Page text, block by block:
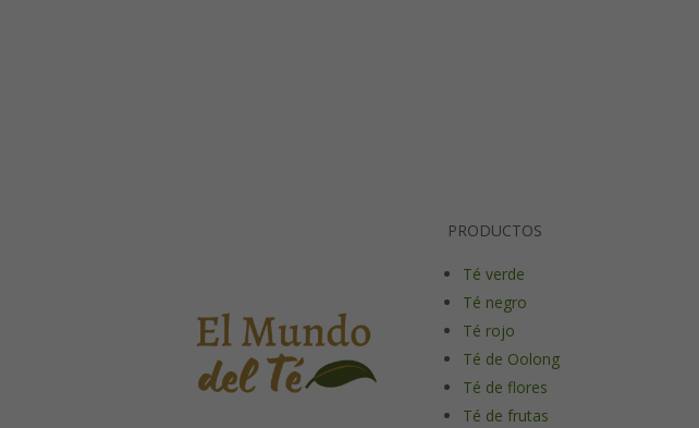
PRODUCTOS
Té verde
Té negro
Té rojo
Té de Oolong
Té de flores
Té de frutas